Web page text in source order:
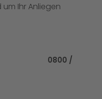
Ihr Anliegen
0800 /